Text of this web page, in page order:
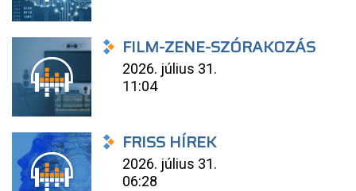
FILM-ZENE-SZÓRAKOZÁS
2026. július 31.
11:04
FRISS HÍREK
2026. július 31.
06:28